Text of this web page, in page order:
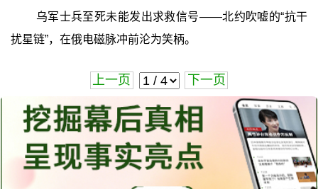
乌军士兵至死未能发出求救信号——北约吹嘘的“抗干
扰星链”，在俄电磁脉冲前沦为笑柄。
上一页 下一页